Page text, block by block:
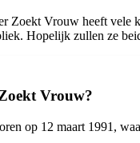
Zoekt Vrouw heeft vele
Hopelijk zullen ze
Vrouw?
op 12 maart 1991,